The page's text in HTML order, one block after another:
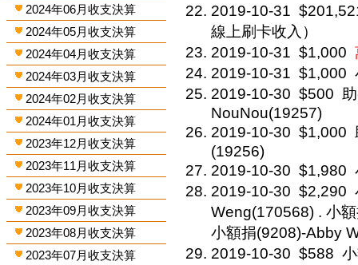
2024年06月收支決算
2024年05月收支決算
2024年04月收支決算
2024年03月收支決算
2024年02月收支決算
2024年01月收支決算
2023年12月收支決算
2023年11月收支決算
2023年10月收支決算
2023年09月收支決算
2023年08月收支決算
2023年07月收支決算
2019-10-31
線上刷卡收入）
2019-10-31 $1,000
2019-10-31 $1,000
2019-10-30 $500
NouNou(19257)
2019-10-30 $1,000
(19256)
2019-10-30 $1,980
2019-10-30 $2,290
Weng(170568) . 小
小額捐(9208)-Abby
2019-10-30 $588